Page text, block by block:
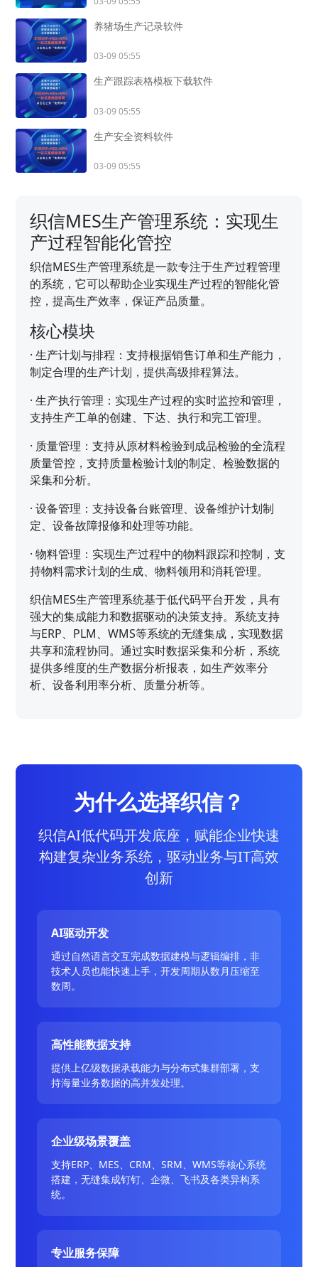
养猪场生产记录软件
03-09 05:55
生产跟踪表格模板下载软件
03-09 05:55
生产安全资料软件
03-09 05:55
织信MES生产管理系统：实现生
产过程智能化管控
织信MES生产管理系统是一款专注于生产过程管理
的系统，它可以帮助企业实现生产过程的智能化管
控，提高生产效率，保证产品质量。
核心模块
·生产计划与排程：支持根据销售订单和生产能力，
制定合理的生产计划，提供高级排程算法。
·生产执行管理：实现生产过程的实时监控和管理，
支持生产工单的创建、下达、执行和完工管理。
· 质量管理：支持从原材料检验到成品检验的全流程
质量管控，支持质量检验计划的制定、检验数据的
采集和分析。
·设备管理：支持设备台账管理、设备维护计划制
定、设备故障报修和处理等功能。
·物料管理：实现生产过程中的物料跟踪和控制，支
持物料需求计划的生成、物料领用和消耗管理。
织信MES生产管理系统基于低代码平台开发，具有
强大的集成能力和数据驱动的决策支持。系统支持
与ERP、PLM、WMS等系统的无缝集成，实现数据
共享和流程协同。通过实时数据采集和分析，系统
提供多维度的生产数据分析报表，如生产效率分
析、设备利用率分析、质量分析等。
为什么选择织信？
织信AI低代码开发底座，赋能企业快速
构建复杂业务系统，驱动业务与IT高效
创新
AI驱动开发
通过自然语言交互完成数据建模与逻辑编排，非
技术人员也能快速上手，开发周期从数月压缩至
数周。
高性能数据支持
提供上亿级数据承载能力与分布式集群部署，支
持海量业务数据的高并发处理。
企业级场景覆盖
支持ERP、MES、CRM、SRM、WMS等核心系统
搭建，无缝集成钉钉、企微、飞书及各类异构系
统。
专业服务保障